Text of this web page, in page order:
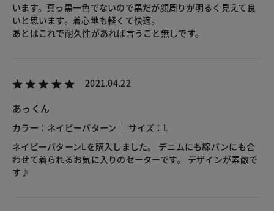
います。真っ黒一色でないので黒だが顔周りが明るく見えて良
いと思います。着心地も軽くて快適。
あとはこれで耐久性があれば言うこと無しです。
2021.04.22
あっくん
カラー：ネイビーパターン
サイズ：L
ネイビーパターンLを購入しました。 デニムにも綿パンにも合
わせて着られるお気に入りのセーターです。 デザインが素敵で
す♪